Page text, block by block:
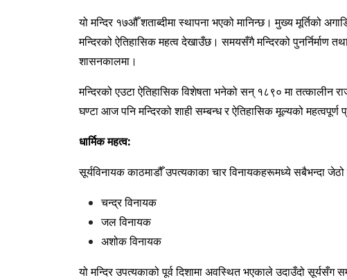
यो मन्दिर १७औँ शताब्दीमा स्थापना भएको मानिन्छ। मुख्य मूर्तिको
मन्दिरको ऐतिहासिक महत्व देखाउँछ। समयसँगै मन्दिरको पुनर्निर्माण
शासनकालमा।
मन्दिरको एउटा ऐतिहासिक विशेषता भनेको सन् १८९० मा तत्कालीन
घण्टा आज पनि मन्दिरको शाही सम्बन्ध र ऐतिहासिक मूल्यको महत्वपूर्ण
धार्मिक महत्व:
सूर्यविनायक काठमाडौँ उपत्यकाका चार विनायकहरूमध्ये सबैभन्दा
चन्द्र विनायक
जल विनायक
अशोक विनायक
यो मन्दिर उपत्यकाको पूर्व दिशामा अवस्थित भएकाले उदाउँदो